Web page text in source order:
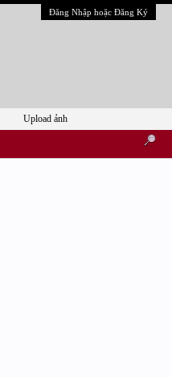
Đăng Nhập hoặc Đăng Ký
Upload ảnh